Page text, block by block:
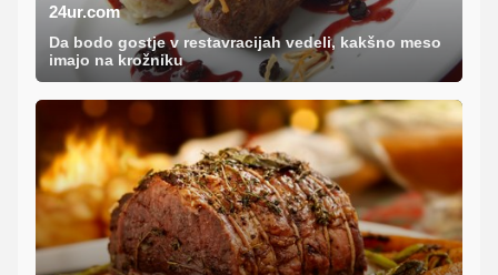
24ur.com
Da bodo gostje v restavracijah vedeli, kakšno meso
imajo na krožniku